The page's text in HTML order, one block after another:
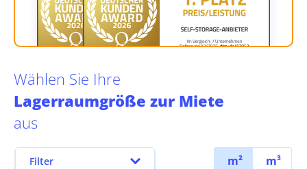
Wählen Sie Ihre
Lagerraumgröße zur Miete
aus
Filter m² m³